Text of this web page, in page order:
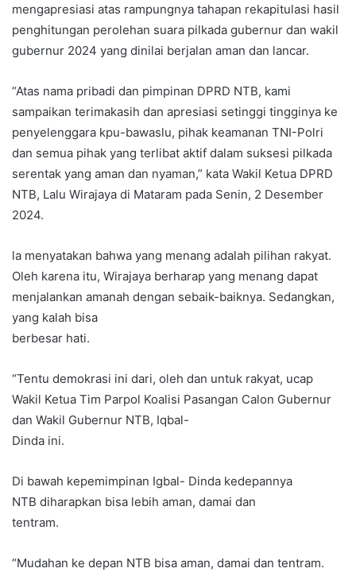
mengapresiasi atas rampungnya tahapan rekapitulasi hasil
penghitungan perolehan suara pilkada gubernur dan wakil
gubernur 2024 yang dinilai berjalan aman dan lancar.
“Atas nama pribadi dan pimpinan DPRD NTB, kami
sampaikan terimakasih dan apresiasi setinggi tingginya ke
penyelenggara kpu-bawaslu, pihak keamanan TNI-Polri
dan semua pihak yang terlibat aktif dalam suksesi pilkada
serentak yang aman dan nyaman,” kata Wakil Ketua DPRD
NTB, Lalu Wirajaya di Mataram pada Senin, 2 Desember
2024.
la menyatakan bahwa yang menang adalah pilihan rakyat.
Oleh karena itu, Wirajaya berharap yang menang dapat
menjalankan amanah dengan sebaik-baiknya. Sedangkan,
yang kalah bisa
berbesar hati.
“Tentu demokrasi ini dari, oleh dan untuk rakyat, ucap
Wakil Ketua Tim Parpol Koalisi Pasangan Calon Gubernur
dan Wakil Gubernur NTB, Iqbal-
Dinda ini.
Di bawah kepemimpinan Igbal- Dinda kedepannya
NTB diharapkan bisa lebih aman, damai dan
tentram.
“Mudahan ke depan NTB bisa aman, damai dan tentram.